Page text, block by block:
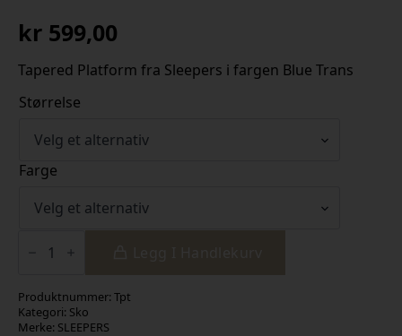
kr 599,00
Tapered Platform fra Sleepers i fargen Blue Trans
Størrelse
Farge
Platform
Produktnummer: Tpt
Kategori: Sko
Merke: SLEEPERS